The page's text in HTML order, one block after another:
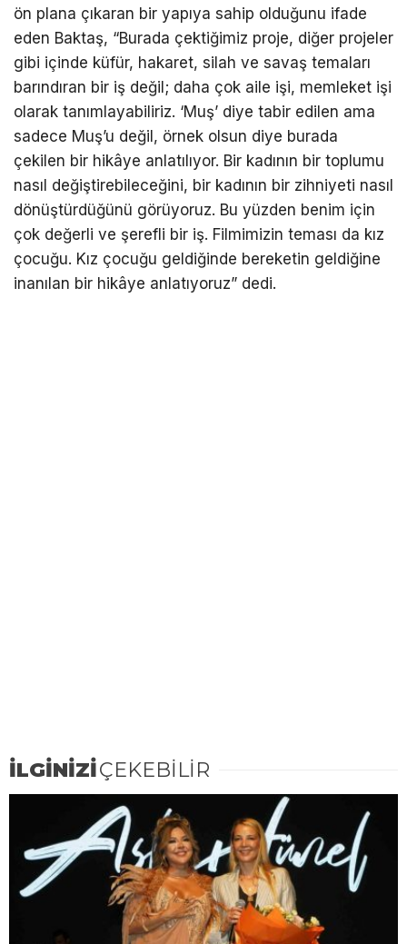
ön plana çıkaran bir yapıya sahip olduğunu ifade
eden Baktaş, “Burada çektiğimiz proje, diğer projeler
gibi içinde küfür, hakaret, silah ve savaş temaları
barındıran bir iş değil; daha çok aile işi, memleket işi
olarak tanımlayabiliriz. ‘Muş’ diye tabir edilen ama
sadece Muş’u değil, örnek olsun diye burada
çekilen bir hikâye anlatılıyor. Bir kadının bir toplumu
nasıl değiştirebileceğini, bir kadının bir zihniyeti nasıl
dönüştürdüğünü görüyoruz. Bu yüzden benim için
çok değerli ve şerefli bir iş. Filmimizin teması da kız
çocuğu. Kız çocuğu geldiğinde bereketin geldiğine
inanılan bir hikâye anlatıyoruz” dedi.
İLGİNİZİÇEKEBİLİR